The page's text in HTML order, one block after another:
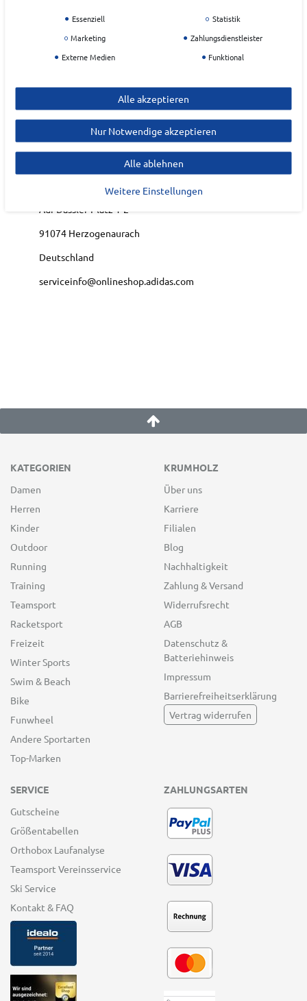
Art.-ID: 22224313
Hersteller
EU Verantwortlicher
Adi-Dassler-Platz 1-2
91074 Herzogenaurach
Deutschland
serviceinfo@onlineshop.adidas.com
KATEGORIEN
Damen
Herren
Kinder
Outdoor
Running
Training
Teamsport
Racketsport
Freizeit
Winter Sports
Swim & Beach
Bike
Funwheel
Andere Sportarten
Top-Marken
KRUMHOLZ
Über uns
Karriere
Filialen
Blog
Nachhaltigkeit
Zahlung & Versand
Widerrufsrecht
AGB
Datenschutz &
Batteriehinweis
Impressum
Barrierefreiheitserklärung
Vertrag widerrufen
SERVICE
Gutscheine
Größentabellen
Orthobox Laufanalyse
Teamsport Vereinsservice
Ski Service
Kontakt & FAQ
ZAHLUNGSARTEN
Essenziell
Statistik
Marketing
Zahlungsdienstleister
Externe Medien
Funktional
Alle akzeptieren
Nur Notwendige akzeptieren
Alle ablehnen
Weitere Einstellungen